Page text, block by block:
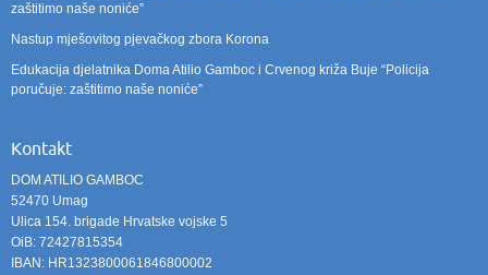
zaštitimo naše noniće”
Nastup mješovitog pjevačkog zbora Korona
Edukacija djelatnika Doma Atilio Gamboc i Crvenog križa Buje “Policija
poručuje: zaštitimo naše noniće”
Kontakt
DOM ATILIO GAMBOC
52470 Umag
Ulica 154. brigade Hrvatske vojske 5
OiB: 72427815354
IBAN: HR1323800061846800002